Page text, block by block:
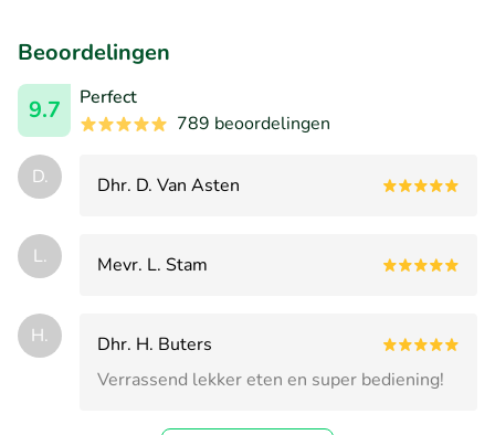
Beoordelingen
9.7
Perfect
789 beoordelingen
D. Dhr. D. Van Asten
L. Mevr. L. Stam
H.
Dhr. H. Buters
Verrassend lekker eten en super bediening!